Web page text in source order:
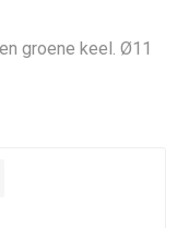
groene keel. Ø11